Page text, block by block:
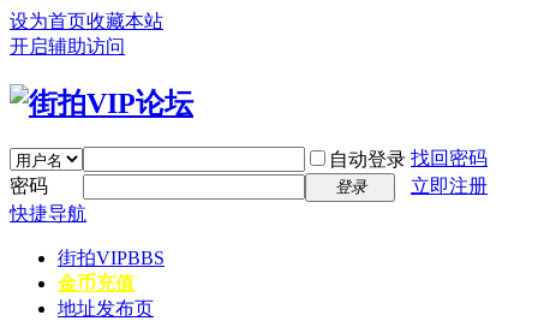
设为首页收藏本站
开启辅助访问
自动登录 找回密码
密码
登录
立即注册
快捷导航
街拍VIPBBS
金币充值
地址发布页